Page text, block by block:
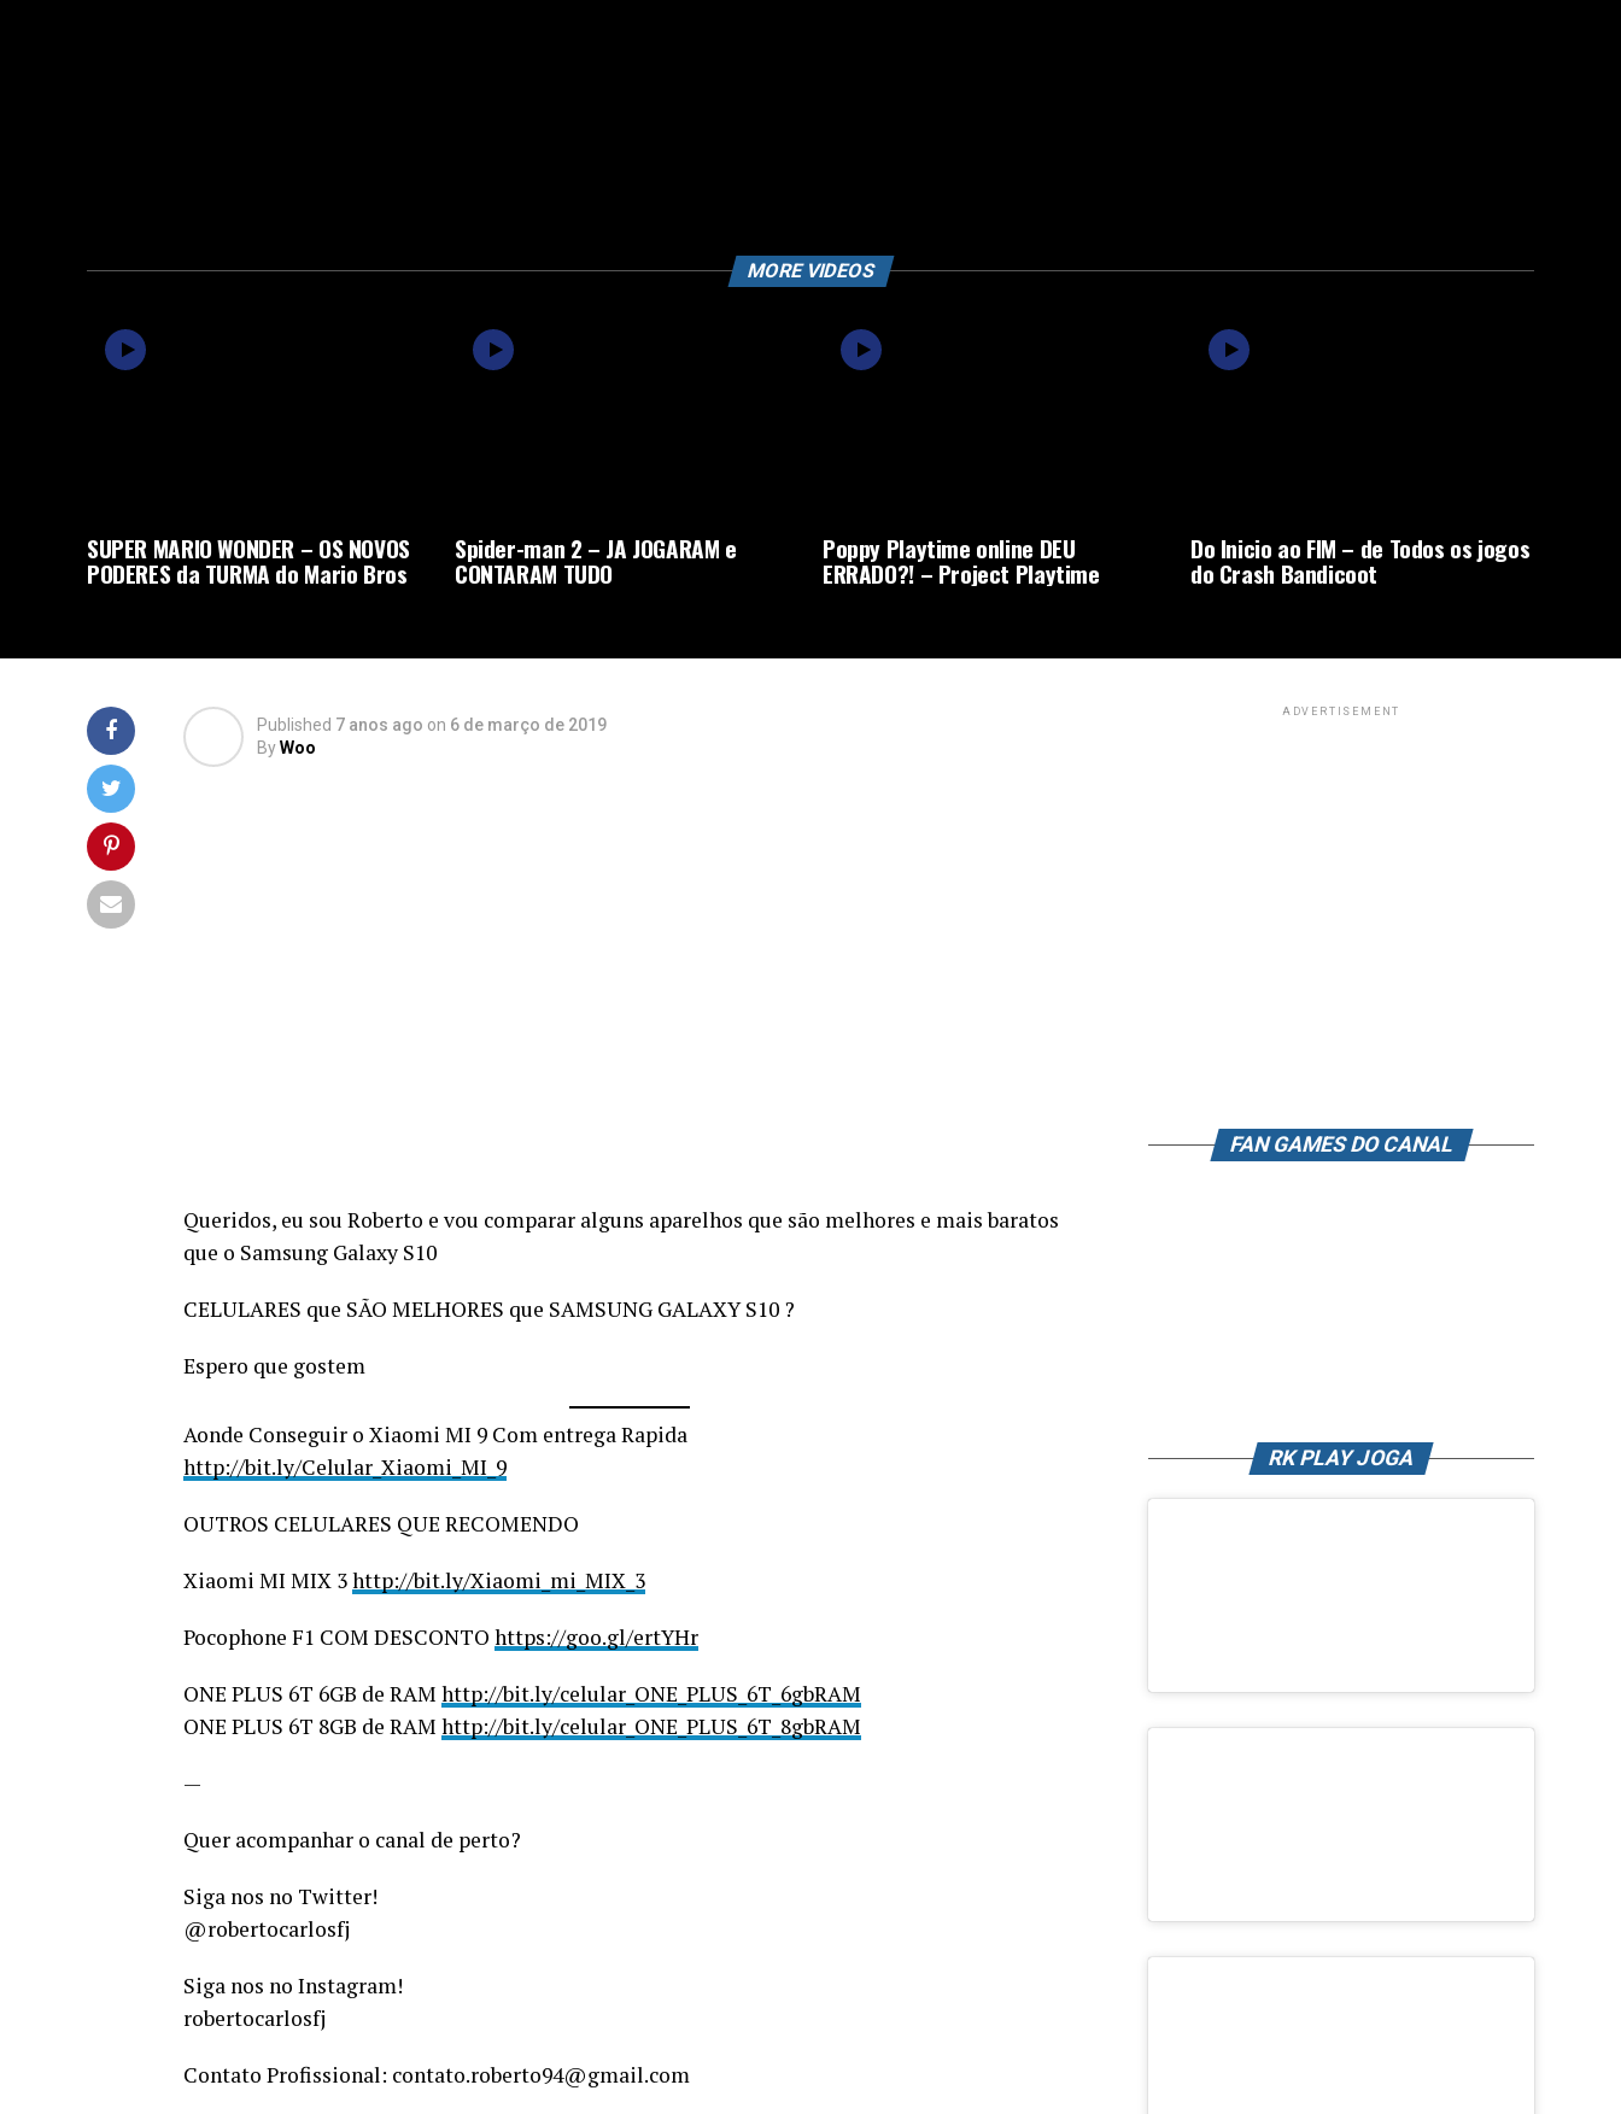
MORE VIDEOS
SUPER MARIO WONDER – OS NOVOS
PODERES da TURMA do Mario Bros
Spider-man 2 – JA JOGARAM e
CONTARAM TUDO
Poppy Playtime online DEU
ERRADO?! – Project Playtime
Do Inicio ao FIM – de Todos os jogos
do Crash Bandicoot
Published 7 anos ago on 6 de março de 2019
ByWoo
Queridos, eu sou Roberto e vou comparar alguns aparelhos que são melhores e mais baratos
que o Samsung Galaxy S10
CELULARES que SÃO MELHORES que SAMSUNG GALAXY S10 ?
Espero que gostem
Aonde Conseguir o Xiaomi MI 9 Com entrega Rapida
http://bit.ly/Celular_Xiaomi_MI_9
OUTROS CELULARES QUE RECOMENDO
Xiaomi MI MIX 3http://bit.ly/Xiaomi_mi_MIX_3
Pocophone F1 COM DESCONTO https://goo.gl/ertYHr
ONE PLUS 6T 6GB de RAM http://bit.ly/celular_ONE_PLUS_6T_6gbRAM
ONE PLUS 6T 8GB de RAM http://bit.ly/celular_ONE_PLUS_6T_8gbRAM
—
Quer acompanhar o canal de perto?
Siga nos no Twitter!
@robertocarlosfj
Siga nos no Instagram!
robertocarlosfj
Contato Profissional: contato.roberto94@gmail.com
ADVERTISEMENT
FAN GAMES DO CANAL
RK PLAY JOGA